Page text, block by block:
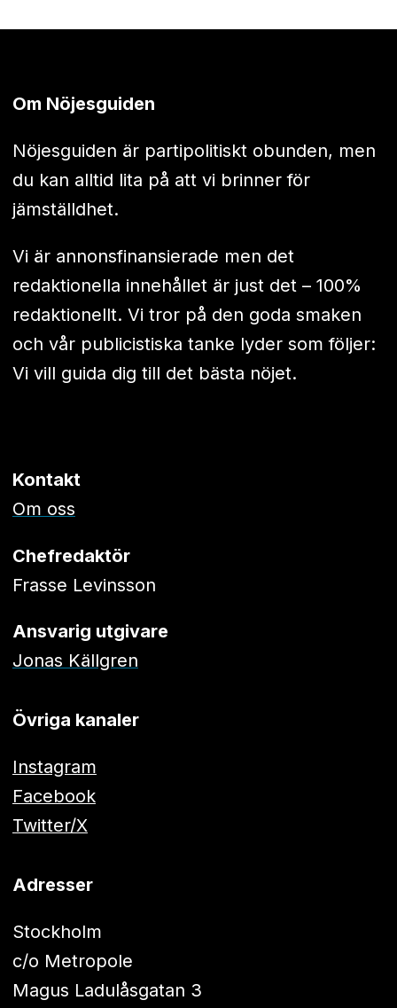
Om Nöjesguiden
Nöjesguiden är partipolitiskt obunden, men
du kan alltid lita på att vi brinner för
jämställdhet.
Vi är annonsfinansierade men det
redaktionella innehållet är just det – 100%
redaktionellt. Vi tror på den goda smaken
och vår publicistiska tanke lyder som följer:
Vi vill guida dig till det bästa nöjet.
Kontakt
Om oss
Chefredaktör
Frasse Levinsson
Ansvarig utgivare
Jonas Källgren
Övriga kanaler
Instagram
Facebook
Twitter/X
Adresser
Stockholm
c/o Metropole
Magus Ladulåsgatan 3